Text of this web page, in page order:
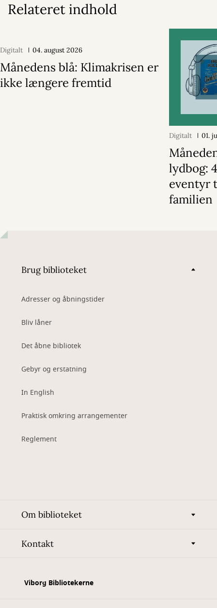
Relateret indhold
Digitalt 04. august 2026
Månedens blå: Klimakrisen er
ikke længere fremtid
Digitalt 01.
lydbog:
eventyr
familien
Brug biblioteket
Adresser og åbningstider
Bliv låner
Det åbne bibliotek
Gebyr og erstatning
In English
Praktisk omkring arrangementer
Reglement
Om biblioteket
Kontakt
Viborg Bibliotekerne